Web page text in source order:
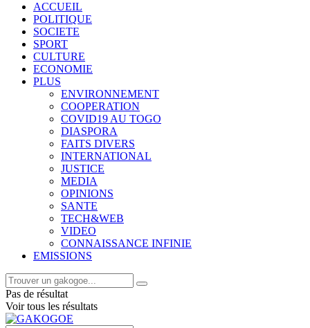
ACCUEIL
POLITIQUE
SOCIETE
SPORT
CULTURE
ECONOMIE
PLUS
ENVIRONNEMENT
COOPERATION
COVID19 AU TOGO
DIASPORA
FAITS DIVERS
INTERNATIONAL
JUSTICE
MEDIA
OPINIONS
SANTE
TECH&WEB
VIDEO
CONNAISSANCE INFINIE
EMISSIONS
Pas de résultat
Voir tous les résultats